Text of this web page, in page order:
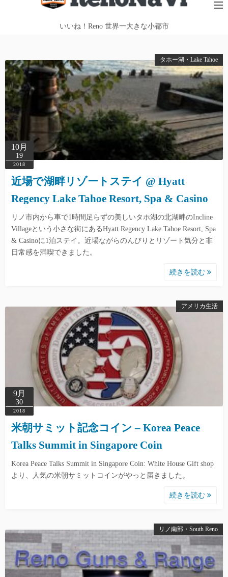
ス
キ
ッ
プ
いいね！Reno 世界一大きな小都市
タホー湖・Lake Tahoe
10月
19
2018
近場で湖畔リゾートステイ @ Hyatt
Regency Lake Tahoe Resort, Spa & Casino
リノ市内から車で1時間足らずの美しいタホ湖の北湖畔のIncline
Villageという小さな街にあるHyatt Regency Lake Tahoe Resort, Spa
& Casinoに1泊ステイ。近場ながらのんびりとリゾート気分と非
日常感を満喫できました。
続きを読む
アメリカ生活
9月
30
2018
米朝サミット記念コイン – Korea Peace
Talks Summit in Singapore Coin
Korea Peace Talks Summit in Singapore Coin: White House Gift shop
より、人気の米朝サミットコインがやっと届きました。
続きを読む
リノ南部・South Reno